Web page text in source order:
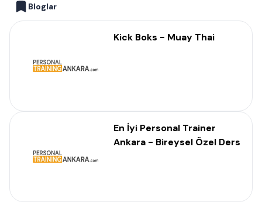
Bloglar
Kick Boks - Muay Thai
En İyi Personal Trainer
Ankara - Bireysel Özel Ders